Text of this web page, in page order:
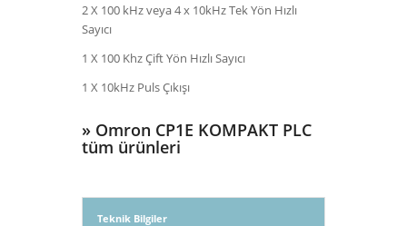
2 X 100 kHz veya 4 x 10kHz Tek Yön Hızlı
Sayıcı
1 X 100 Khz Çift Yön Hızlı Sayıcı
1 X 10kHz Puls Çıkışı
» Omron CP1E KOMPAKT PLC
tüm ürünleri
Teknik Bilgiler